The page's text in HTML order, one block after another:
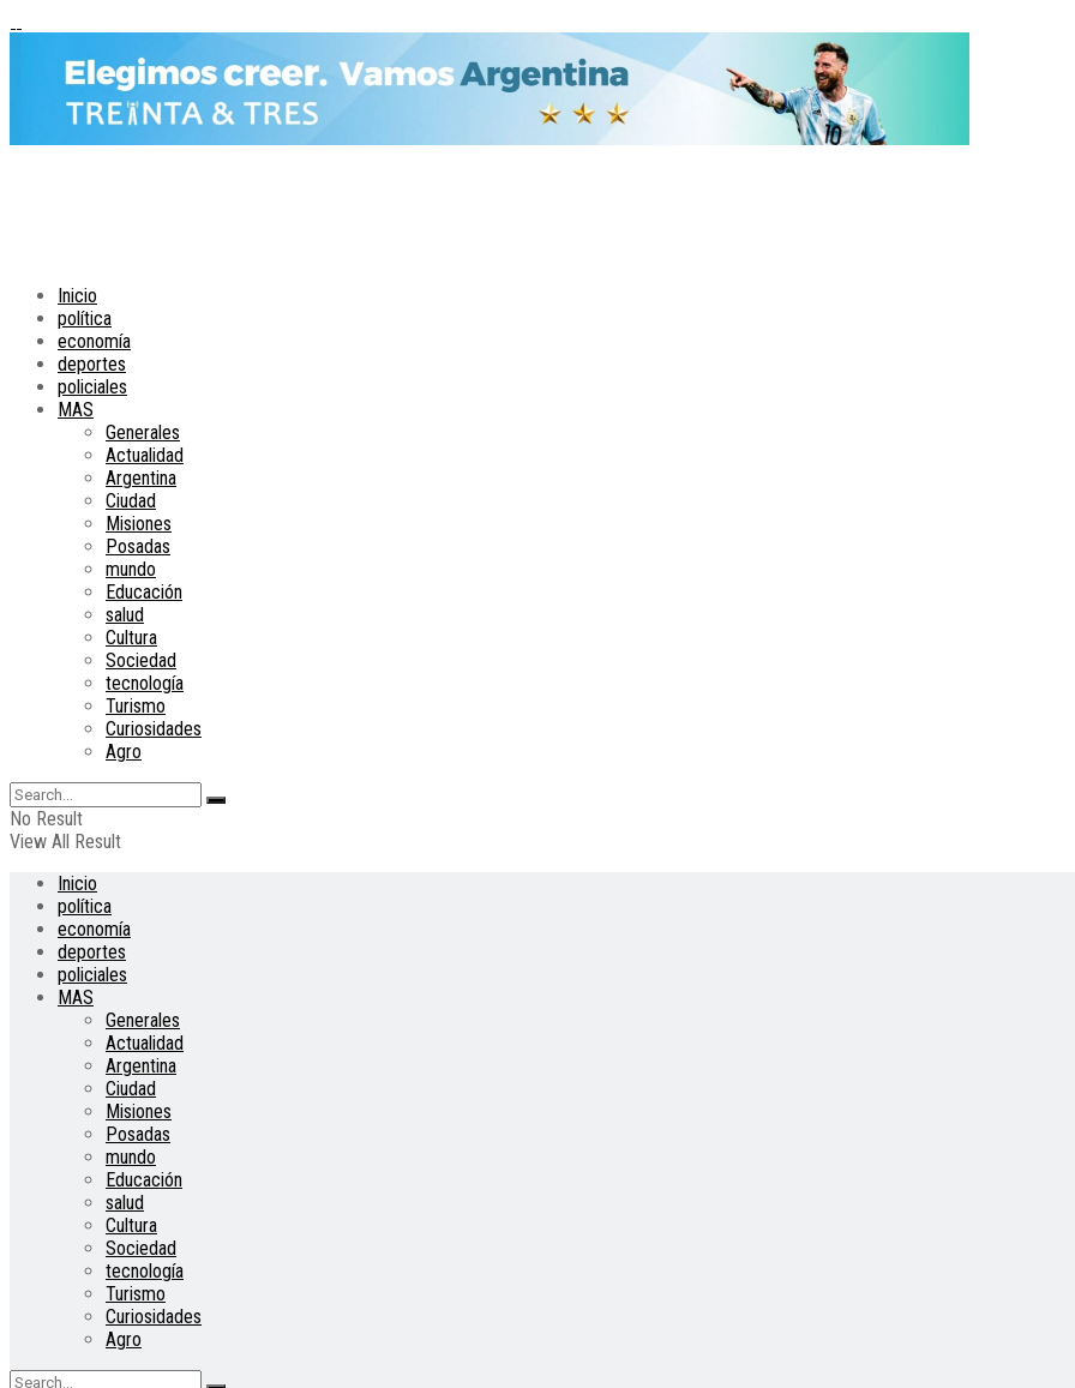
Inicio
política
economía
deportes
policiales
MAS
Generales
Actualidad
Argentina
Ciudad
Misiones
Posadas
mundo
Educación
salud
Cultura
Sociedad
tecnología
Turismo
Curiosidades
Agro
No Result
View All Result
Inicio
política
economía
deportes
policiales
MAS
Generales
Actualidad
Argentina
Ciudad
Misiones
Posadas
mundo
Educación
salud
Cultura
Sociedad
tecnología
Turismo
Curiosidades
Agro